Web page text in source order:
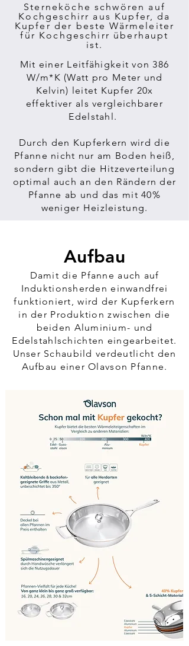
Sterneköche schwören auf
Kochgeschirr aus Kupfer, da
Kupfer der beste Wärmeleiter
für Kochgeschirr überhaupt
ist.
Mit einer Leitfähigkeit von 386
W/m*K (Watt pro Meter und
Kelvin) leitet Kupfer 20x
effektiver als vergleichbarer
Edelstahl.
Durch den Kupferkern wird die
Pfanne nicht nur am Boden heiß,
sondern gibt die Hitzeverteilung
optimal auch an den Rändern der
Pfanne ab und das mit 40%
weniger Heizleistung.
Aufbau
Damit die Pfanne auch auf
Induktionsherden einwandfrei
funktioniert, wird der Kupferkern
in der Produktion zwischen die
beiden Aluminium- und
Edelstahlschichten eingearbeitet.
Unser Schaubild verdeutlicht den
Aufbau einer Olavson Pfanne.